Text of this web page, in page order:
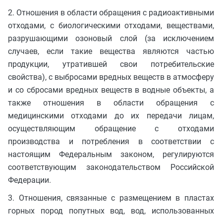
2. Отношения в области обращения с радиоактивными
отходами, с биологическими отходами, веществами,
разрушающими озоновый слой (за исключением
случаев, если такие вещества являются частью
продукции, утратившей свои потребительские
свойства), с выбросами вредных веществ в атмосферу
и со сбросами вредных веществ в водные объекты, а
также отношения в области обращения с
медицинскими отходами до их передачи лицам,
осуществляющим обращение с отходами
производства и потребления в соответствии с
настоящим Федеральным законом, регулируются
соответствующим законодательством Российской
Федерации.
3. Отношения, связанные с размещением в пластах
горных пород попутных вод, вод, использованных